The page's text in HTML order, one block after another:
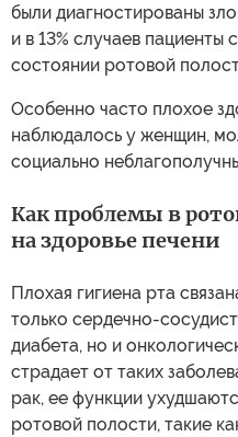
были диагностированы
и в 13% случаев
состоянии ротовой
Особенно часто плохое
наблюдалось у женщин,
социально
Как проблемы в
на здоровье печени
Плохая гигиена рта
только сердечно-
диабета, но и
страдает от таких
рак, ее функции
ротовой полости, такие